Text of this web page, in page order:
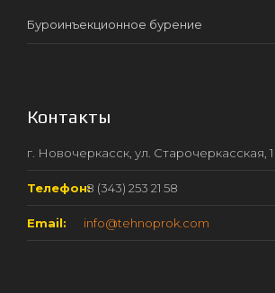
Буроинъекционное бурение
Контакты
г. Новочеркасск, ул. Старочеркасская, 1
Телефон:8 (343) 253 21 58
Email: info@tehnoprok.com